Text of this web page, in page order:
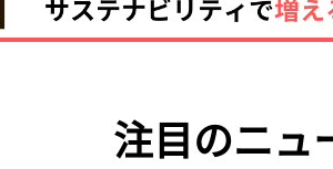
注目のニュ